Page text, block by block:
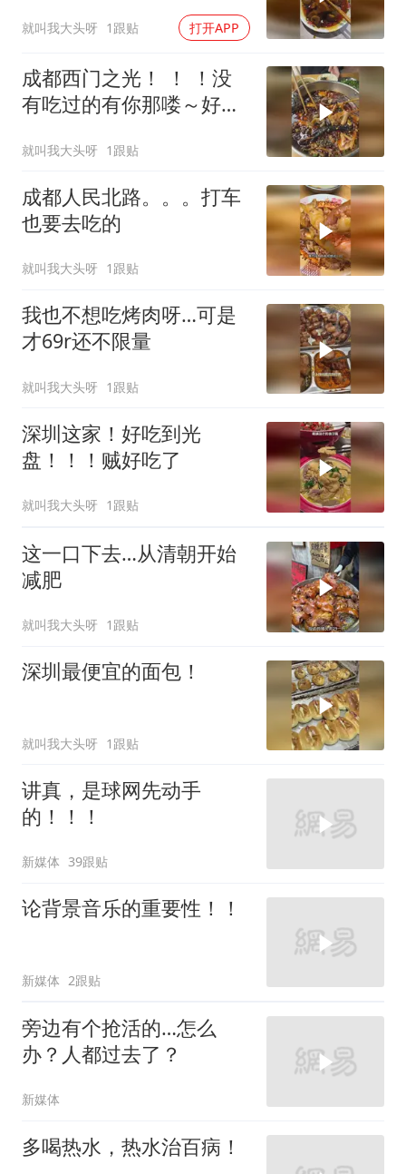
就叫我大头呀 1跟贴 打开APP
成都西门之光！ ！ ！没
有吃过的有你那喽～好好
就叫我大头呀 1跟贴
成都人民北路。。。打车
也要去吃的
就叫我大头呀 1跟贴
我也不想吃烤肉呀…可是
才69r还不限量
就叫我大头呀 1跟贴
深圳这家！好吃到光
盘！！！贼好吃了
就叫我大头呀 1跟贴
这一口下去…从清朝开始
减肥
就叫我大头呀 1跟贴
深圳最便宜的面包！
就叫我大头呀 1跟贴
讲真，是球网先动手
的！！！
新媒体 39跟贴
论背景音乐的重要性！！
新媒体 2跟贴
旁边有个抢活的…怎么
办？人都过去了？
新媒体
多喝热水，热水治百病！